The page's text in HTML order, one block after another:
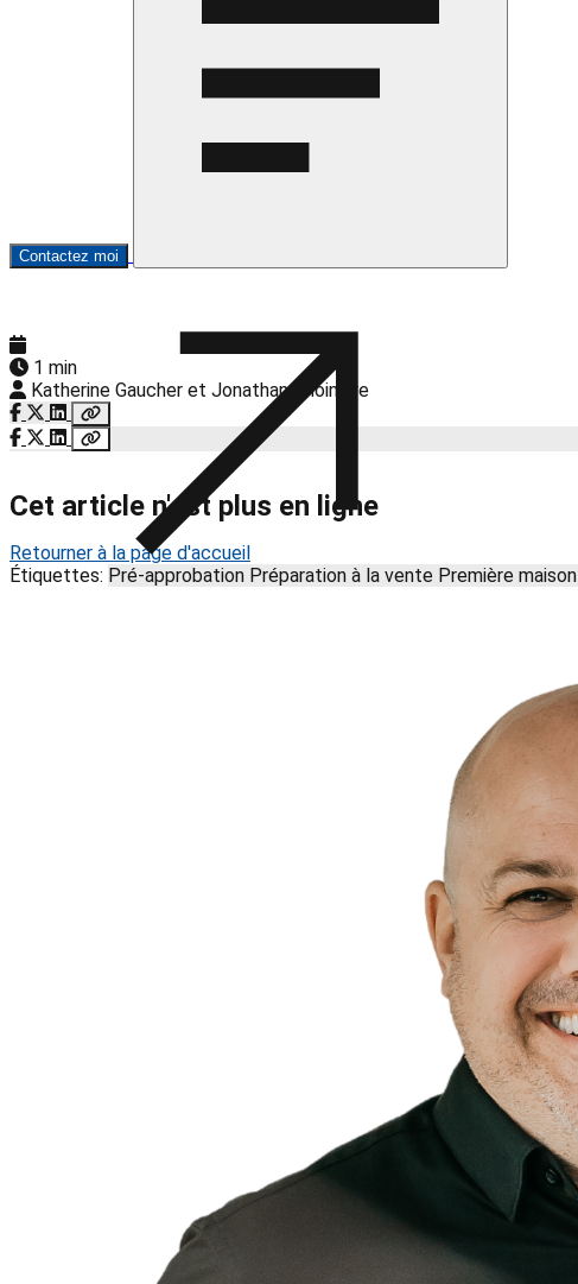
Contactez moi
1 min
Katherine Gaucher et Jonathan Choinière
Cet article n'est plus en ligne
Retourner à la page d'accueil
Étiquettes: Pré-approbation Préparation à la vente Première maison